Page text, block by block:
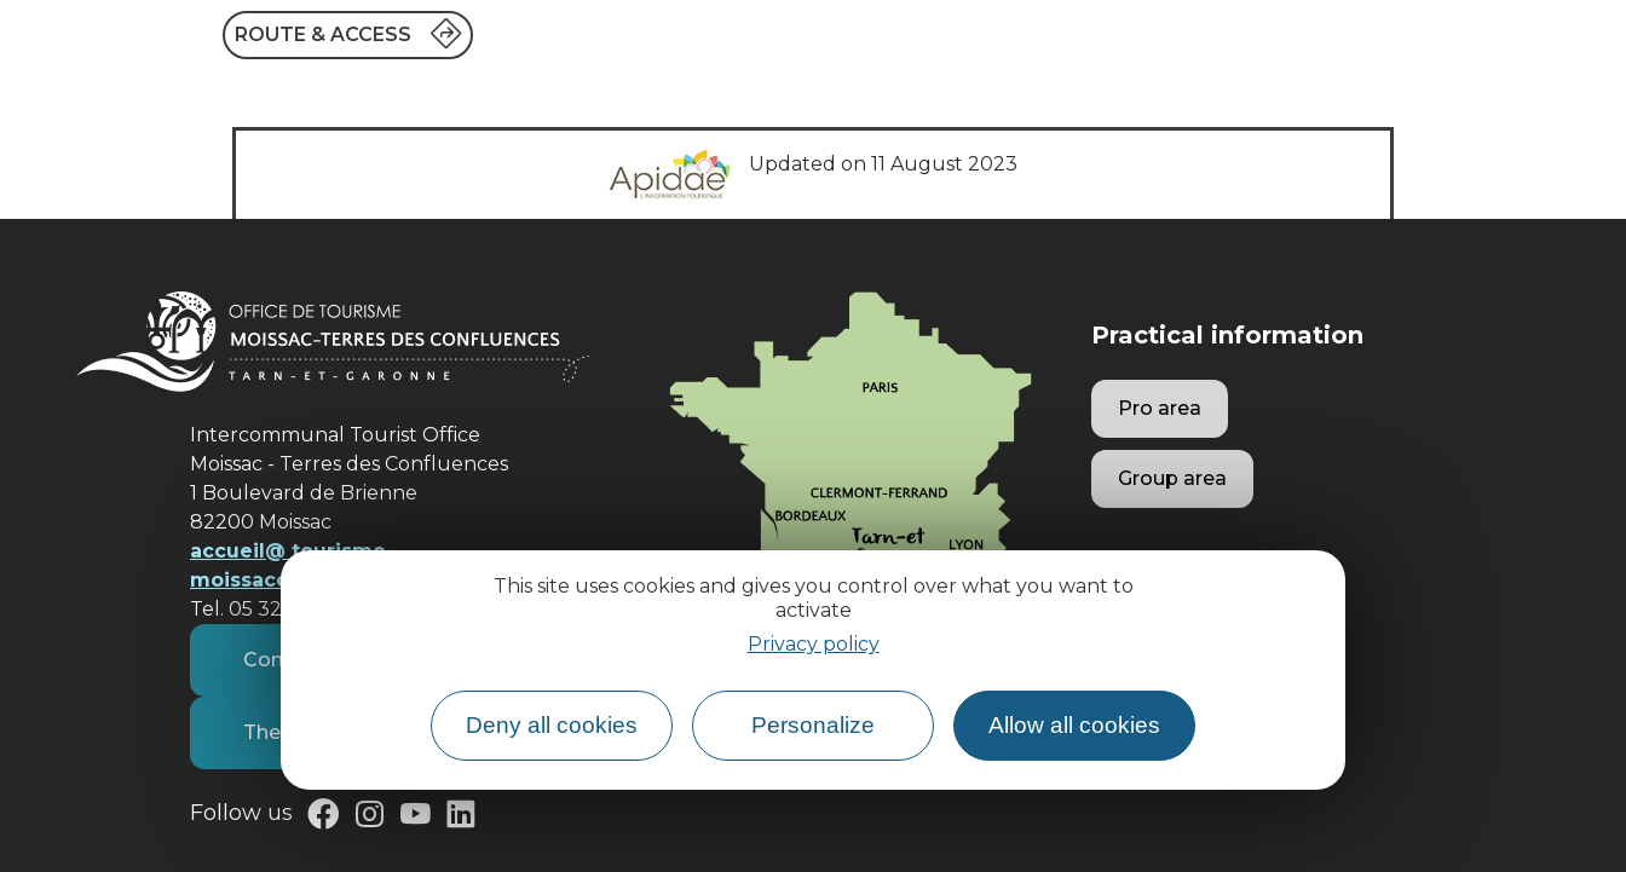
This site uses cookies and gives you control over what you want to
activate
Privacy policy
Deny all cookies Personalize Allow all cookies
ROUTE & ACCESS
Updated on 11 August 2023
Intercommunal Tourist Office
Moissac - Terres des Confluences
1 Boulevard de Brienne
82200 Moissac
accueil@ tourisme-
moissacconfluences.fr
Tel. 05 32 09 69 36
Contact us
The tourist office
Follow us
How do I get there?
Practical information
Pro area
Group area